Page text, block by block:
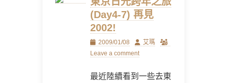
(Day4-7) 再見
2002!
Posted
on
2009/01/08 Author
艾瑪
Leave a comment
最近陸續看到一些去東